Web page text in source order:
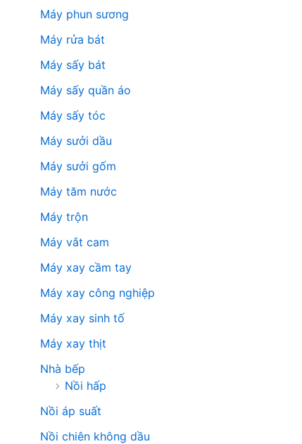
Máy phun sương
Máy rửa bát
Máy sấy bát
Máy sấy quần áo
Máy sấy tóc
Máy sưởi dầu
Máy sưởi gốm
Máy tăm nước
Máy trộn
Máy vắt cam
Máy xay cầm tay
Máy xay công nghiệp
Máy xay sinh tố
Máy xay thịt
Nhà bếp
Nồi hấp
Nồi áp suất
Nồi chiên không dầu